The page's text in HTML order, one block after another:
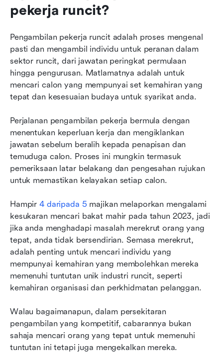
pekerja runcit?
Pengambilan pekerja runcit adalah proses mengenal
pasti dan mengambil individu untuk peranan dalam
sektor runcit, dari jawatan peringkat permulaan
hingga pengurusan. Matlamatnya adalah untuk
mencari calon yang mempunyai set kemahiran yang
tepat dan kesesuaian budaya untuk syarikat anda.
Perjalanan pengambilan pekerja bermula dengan
menentukan keperluan kerja dan mengiklankan
jawatan sebelum beralih kepada penapisan dan
temuduga calon. Proses ini mungkin termasuk
pemeriksaan latar belakang dan pengesahan rujukan
untuk memastikan kelayakan setiap calon.
Hampir 4 daripada 5 majikan melaporkan mengalami
kesukaran mencari bakat mahir pada tahun 2023, jadi
jika anda menghadapi masalah merekrut orang yang
tepat, anda tidak bersendirian. Semasa merekrut,
adalah penting untuk mencari individu yang
mempunyai kemahiran yang membolehkan mereka
memenuhi tuntutan unik industri runcit, seperti
kemahiran organisasi dan perkhidmatan pelanggan.
Walau bagaimanapun, dalam persekitaran
pengambilan yang kompetitif, cabarannya bukan
sahaja mencari orang yang tepat untuk memenuhi
tuntutan ini tetapi juga mengekalkan mereka.
Gunakan Lark untuk pengambilan pekerja runcit
Lark memudahkan proses pengambilan pekerja
runcit untuk anda